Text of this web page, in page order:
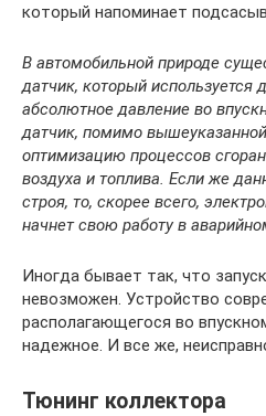
который напоминает
В автомобильной природе
датчик, который используется
абсолютное давление во
датчик, помимо
оптимизацию процессов
воздуха и топлива. Если же
строя, то, скорее всего,
начнет свою работу в
Иногда бывает так, что
невозможен. Устройство
располагающегося во
надежное. И все же,
Тюнинг коллектора